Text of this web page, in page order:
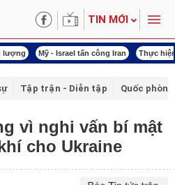
TIN MỚI
lượng Mỹ - Israel tấn công Iran Thực
Tập trận - Diễn tập Quốc phòng
vì nghi vấn bí mật
cho Ukraine